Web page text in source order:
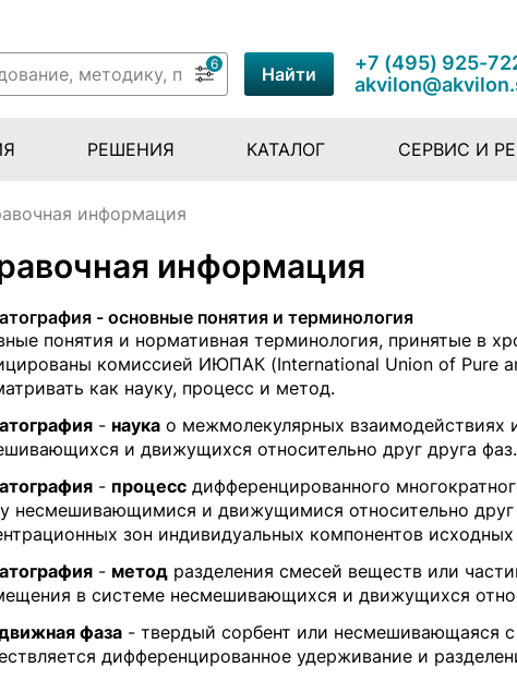
6 Найти
+7 (495) 925-
РЕШЕНИЯ КАТАЛОГ СЕРВИС И
информация
информация
- основные понятия и терминология
понятия и нормативная терминология, принятые в
комиссией ИЮПАК (International Union of Pure
как науку, процесс и метод.
- наука о межмолекулярных взаимодействиях
и движущихся относительно друг друга фаз.
- процесс дифференцированного
несмешивающимися и движущимися относительно
зон индивидуальных компонентов
- метод разделения смесей веществ или
в системе несмешивающихся и движущихся
фаза - твердый сорбент или несмешивающаяся
дифференцированное удерживание и